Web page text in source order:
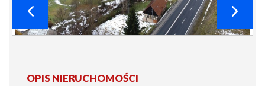
OPIS NIERUCHOMOŚCI